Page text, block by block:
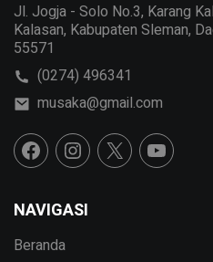
Jl. Jogja - Solo No.3, Karang
Kalasan, Kabupaten Sleman,
55571
(0274) 496341
musaka@gmail.com
NAVIGASI
Beranda